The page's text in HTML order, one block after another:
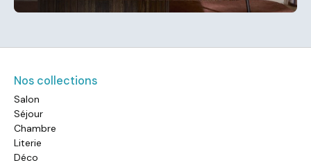
Nos collections
Salon
Séjour
Chambre
Literie
Déco